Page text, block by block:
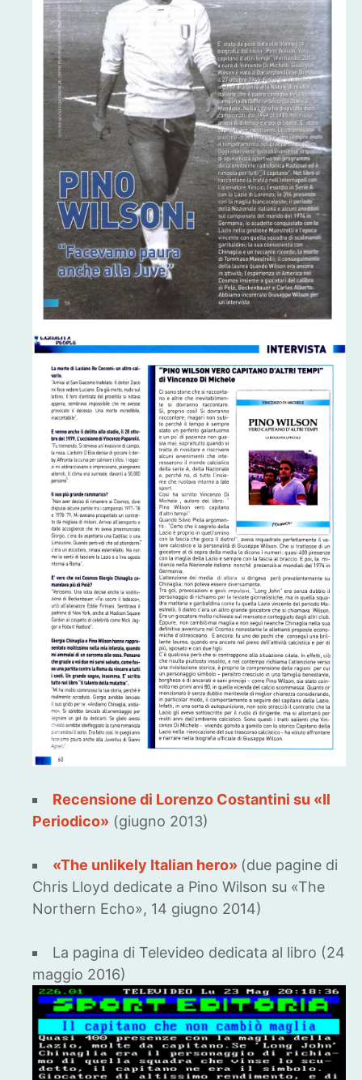
Recensione di Lorenzo Costantini su «Il
Periodico» (giugno 2013)
«The unlikely Italian hero» (due pagine di
Chris Lloyd dedicate a Pino Wilson su «The
Northern Echo», 14 giugno 2014)
La pagina di Televideo dedicata al libro (24
maggio 2016)